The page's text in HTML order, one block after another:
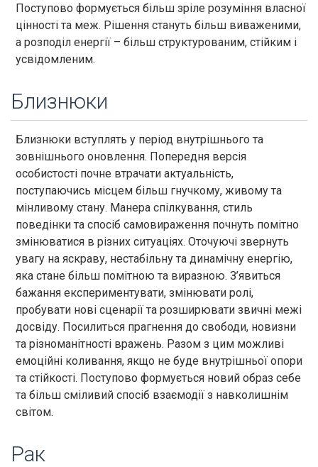
Поступово формується більш зріле розуміння власної
цінності та меж. Рішення стануть більш виваженими,
а розподіл енергії – більш структурованим, стійким і
усвідомленим.
Близнюки
Близнюки вступлять у період внутрішнього та
зовнішнього оновлення. Попередня версія
особистості почне втрачати актуальність,
поступаючись місцем більш гнучкому, живому та
мінливому стану. Манера спілкування, стиль
поведінки та спосіб самовираження почнуть помітно
змінюватися в різних ситуаціях. Оточуючі звернуть
увагу на яскраву, нестабільну та динамічну енергію,
яка стане більш помітною та виразною. З’явиться
бажання експериментувати, змінювати ролі,
пробувати нові сценарії та розширювати звичні межі
досвіду. Посилиться прагнення до свободи, новизни
та різноманітності вражень. Разом з цим можливі
емоційні коливання, якщо не буде внутрішньої опори
та стійкості. Поступово формується новий образ себе
та більш сміливий спосіб взаємодії з навколишнім
світом.
Рак